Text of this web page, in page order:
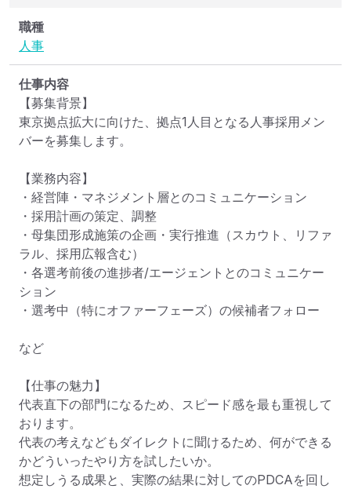
職種
人事
仕事内容
【募集背景】
東京拠点拡大に向けた、拠点1人目となる人事採用メン
バーを募集します。
【業務内容】
・経営陣・マネジメント層とのコミュニケーション
・採用計画の策定、調整
・母集団形成施策の企画・実行推進（スカウト、リファ
ラル、採用広報含む）
・各選考前後の進捗者/エージェントとのコミュニケー
ション
・選考中（特にオファーフェーズ）の候補者フォロー
など
【仕事の魅力】
代表直下の部門になるため、スピード感を最も重視して
おります。
代表の考えなどもダイレクトに聞けるため、何ができる
かどういったやり方を試したいか。
想定しうる成果と、実際の結果に対してのPDCAを回し